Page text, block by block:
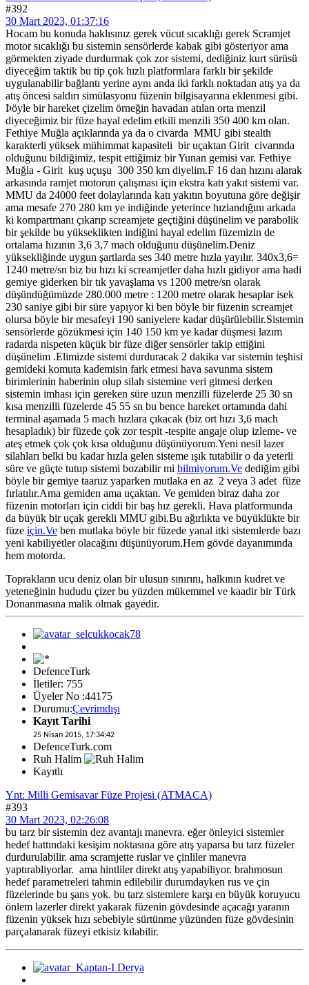
#392
30 Mart 2023, 01:37:16
Hocam bu konuda haklısınız gerek vücut sıcaklığı gerek Scramjet
motor sıcaklığı bu sistemin sensörlerde kabak gibi gösteriyor ama
görmekten ziyade durdurmak çok zor sistemi, dediğiniz kurt sürüsü
diyeceğim taktik bu tip çok hızlı platformlara farklı bir şekilde
uygulanabilir bağlantı yerine aynı anda iki farklı noktadan atış ya da
atış öncesi saldırı simülasyonu füzenin bilgisayarına eklenmesi gibi.
Þöyle bir hareket çizelim örneğin havadan atılan orta menzil
diyeceğimiz bir füze hayal edelim etkili menzili 350 400 km olan.
Fethiye Muğla açıklarında ya da o civarda MMU gibi stealth
karakterli yüksek mühimmat kapasiteli bir uçaktan Girit civarında
olduğunu bildiğimiz, tespit ettiğimiz bir Yunan gemisi var. Fethiye
Muğla - Girit kuş uçuşu 300 350 km diyelim.F 16 dan hızını alarak
arkasında ramjet motorun çalışması için ekstra katı yakıt sistemi var.
MMU da 24000 feet dolaylarında katı yakıtın boyutuna göre değişir
ama mesafe 270 280 km ye indiğinde yeterince hızlandığını arkada
ki kompartmanı çıkarıp screamjete geçtiğini düşünelim ve parabolik
bir şekilde bu yükseklikten indiğini hayal edelim füzemizin de
ortalama hızının 3,6 3,7 mach olduğunu düşünelim.Deniz
yüksekliğinde uygun şartlarda ses 340 metre hızla yayılır. 340x3,6=
1240 metre/sn biz bu hızı ki screamjetler daha hızlı gidiyor ama hadi
gemiye giderken bir tık yavaşlama vs 1200 metre/sn olarak
düşündüğümüzde 280.000 metre : 1200 metre olarak hesaplar isek
230 saniye gibi bir süre yapıyor ki ben böyle bir füzenin screamjet
olursa böyle bir mesafeyi 190 saniyelere kadar düşürülebilir.Sistemin
sensörlerde gözükmesi için 140 150 km ye kadar düşmesi lazım
radarda nispeten küçük bir füze diğer sensörler takip ettiğini
düşünelim .Elimizde sistemi durduracak 2 dakika var sistemin teşhisi
gemideki komuta kademisin fark etmesi hava savunma sistem
birimlerinin haberinin olup silah sistemine veri gitmesi derken
sistemin imhası için gereken süre uzun menzilli füzelerde 25 30 sn
kısa menzilli füzelerde 45 55 sn bu bence hareket ortamında dahi
terminal aşamada 5 mach hızlara çıkacak (biz ort hızı 3,6 mach
hesapladık) bir füzede çok zor tespit -tespite angaje olup izleme- ve
ateş etmek çok çok kısa olduğunu düşünüyorum.Yeni nesil lazer
silahları belki bu kadar hızla gelen sisteme ışık tutabilir o da yeterli
süre ve güçte tutup sistemi bozabilir mi bilmiyorum.Ve dediğim gibi
böyle bir gemiye taaruz yaparken mutlaka en az 2 veya 3 adet füze
fırlatılır.Ama gemiden ama uçaktan. Ve gemiden biraz daha zor
füzenin motorları için ciddi bir baş hız gerekli. Hava platformunda
da büyük bir uçak gerekli MMU gibi.Bu ağırlıkta ve büyüklükte bir
füze için.Ve ben mutlaka böyle bir füzede yanal itki sistemlerde bazı
yeni kabiliyetler olacağını düşünüyorum.Hem gövde dayanımında
hem motorda.
Toprakların ucu deniz olan bir ulusun sınırını, halkının kudret ve
yeteneğinin hududu çizer bu yüzden mükemmel ve kaadir bir Türk
Donanmasına malik olmak gayedir.
DefenceTurk
İletiler: 755
Üyeler No :44175
Durumu:Çevrimdışı
Kayıt Tarihi
25 Nisan 2015, 17:34:42
DefenceTurk.com
Ruh Halim
Kayıtlı
Ynt: Milli Gemisavar Füze Projesi (ATMACA)
#393
30 Mart 2023, 02:26:08
bu tarz bir sistemin dez avantajı manevra. eğer önleyici sistemler
hedef hattındaki kesişim noktasına göre atış yaparsa bu tarz füzeler
durdurulabilir. ama scramjette ruslar ve çinliler manevra
yaptırabliyorlar. ama hintliler direkt atış yapabiliyor. brahmosun
hedef parametreleri tahmin edilebilir durumdayken rus ve çin
füzelerinde bu şans yok. bu tarz sistemlere karşı en büyük koruyucu
önlem lazerler direkt yakarak füzenin gövdesinde açacağı yaranın
füzenin yüksek hızı sebebiyle sürtünme yüzünden füze gövdesinin
parçalanarak füzeyi etkisiz kılabilir.